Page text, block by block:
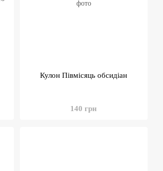
Кулон Півмісяць обсидіан
140 грн